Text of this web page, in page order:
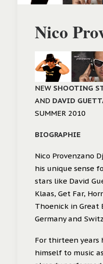
Nico
NEW SHOOTING
AND DAVID
SUMMER 2010
BIOGRAPHIE
Nico Provenzano
his unique sense
stars like David
Klaas, Get Far,
Thoenick in Great
Germany and
For thirteen years
himself to music